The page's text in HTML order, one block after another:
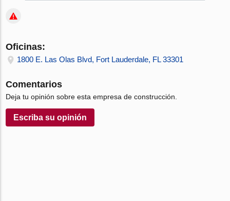
Oficinas:
1800 E. Las Olas Blvd, Fort Lauderdale, FL 33301
Comentarios
Deja tu opinión sobre esta empresa de construcción.
Escriba su opinión